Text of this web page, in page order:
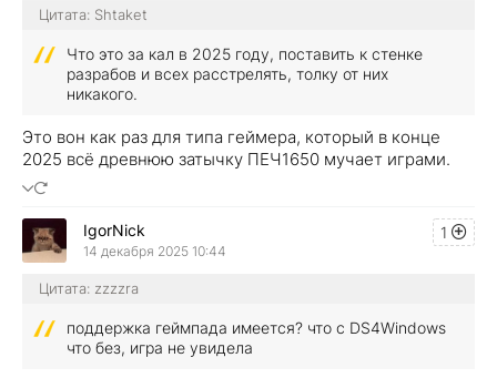
Цитата: Shtaket
Что это за кал в 2025 году, поставить к стенке
разрабов и всех расстрелять, толку от них
никакого.
Это вон как раз для типа геймера, который в конце
2025 всё древнюю затычку ПЕЧ1650 мучает играми.
1
IgorNick
14 декабря 2025 10:44
Цитата: zzzzra
поддержка геймпада имеется? что с DS4Windows
что без, игра не увидела